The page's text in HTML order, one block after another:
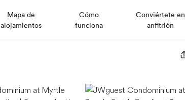
Mapa de
alojamientos
Cómo
funciona
Conviértete en
anfitrión